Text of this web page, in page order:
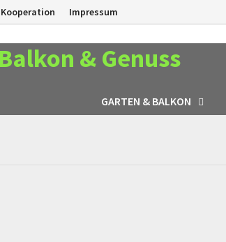
Impressum
& Genuss
GARTEN & BALKON